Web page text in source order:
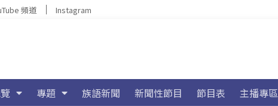
頻道 Instagram
專題 族語新聞 新聞性節目 節目表 主播專區